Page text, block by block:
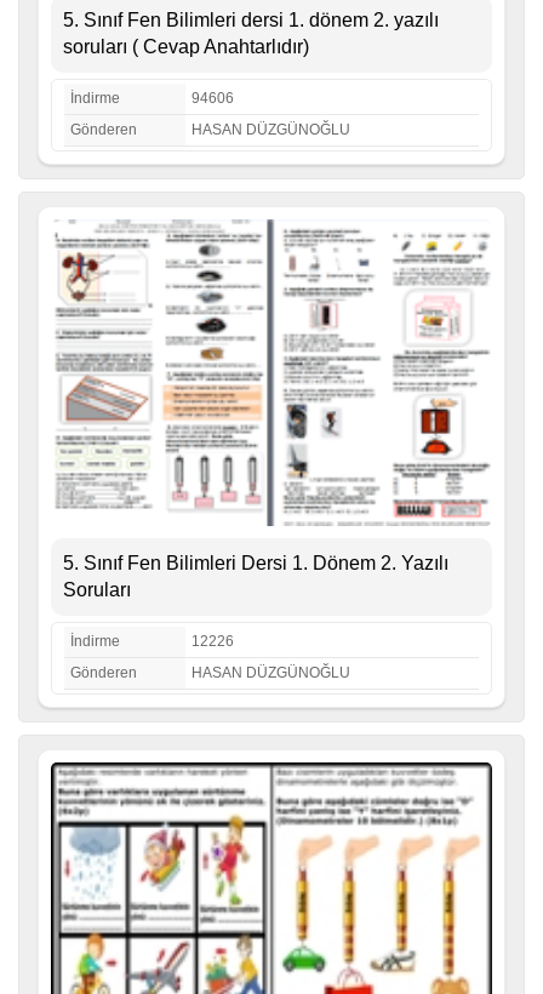
5. Sınıf Fen Bilimleri dersi 1. dönem 2. yazılı
soruları ( Cevap Anahtarlıdır)
İndirme
94606
Gönderen
HASAN DÜZGÜNOĞLU
5. Sınıf Fen Bilimleri Dersi 1. Dönem 2. Yazılı
Soruları
İndirme
12226
Gönderen
HASAN DÜZGÜNOĞLU